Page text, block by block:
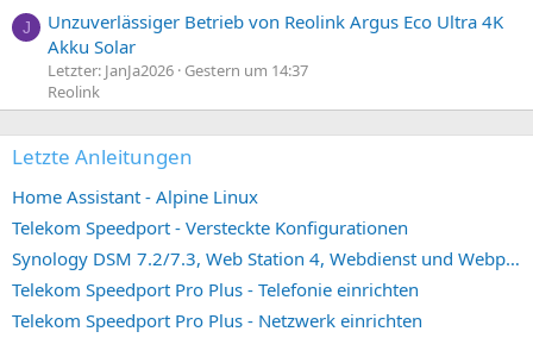
J
Unzuverlässiger Betrieb von Reolink Argus Eco Ultra 4K
Akku Solar
Letzter: JanJa2026 Gestern um 14:37
Reolink
Letzte Anleitungen
Home Assistant - Alpine Linux
Telekom Speedport - Versteckte Konfigurationen
Synology DSM 7.2/7.3, Web Station 4, Webdienst und Webportal erstellen (ehemals vHost)
Telekom Speedport Pro Plus - Telefonie einrichten
Telekom Speedport Pro Plus - Netzwerk einrichten